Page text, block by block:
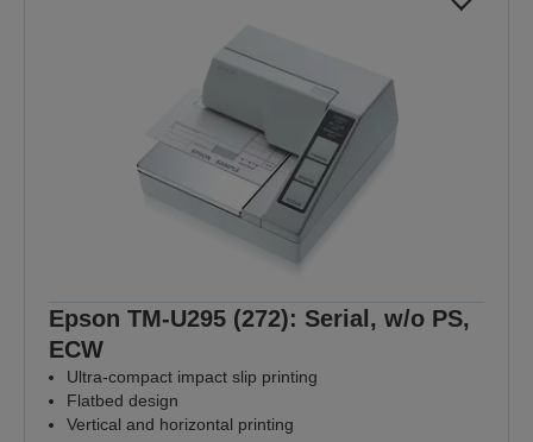
Epson TM-U295 (272): Serial, w/o PS,
ECW
Ultra-compact impact slip printing
Flatbed design
Vertical and horizontal printing